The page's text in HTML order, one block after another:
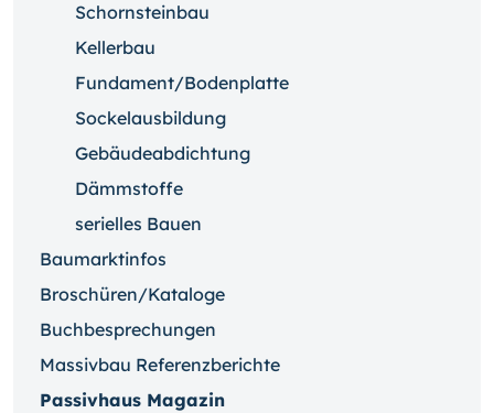
Schornsteinbau
Kellerbau
Fundament/Bodenplatte
Sockelausbildung
Gebäudeabdichtung
Dämmstoffe
serielles Bauen
Baumarktinfos
Broschüren/Kataloge
Buchbesprechungen
Massivbau Referenzberichte
Passivhaus Magazin